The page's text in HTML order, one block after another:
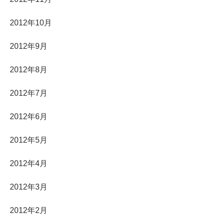
2012年10月
2012年9月
2012年8月
2012年7月
2012年6月
2012年5月
2012年4月
2012年3月
2012年2月